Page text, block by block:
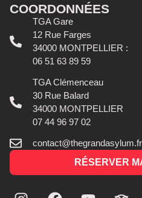
COORDONNÉES
TGA Gare
12 Rue Farges
34000 MONTPELLIER :
06 51 63 89 59
TGA Clémenceau
30 Rue Balard
34000 MONTPELLIER
07 44 96 97 02
contact@thegrandasylum.fr
RÉSERVER